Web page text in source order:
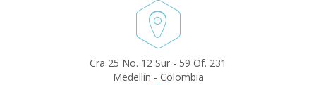
Cra 25 No. 12 Sur - 59 Of. 231
Medellín - Colombia